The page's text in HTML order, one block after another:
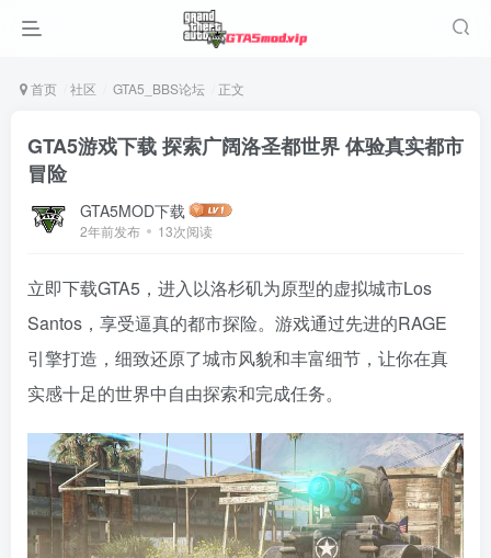
首页 社区 GTA5_BBS论坛 正文
GTA5游戏下载 探索广阔洛圣都世界 体验真实都市
冒险
GTA5MOD下载
2年前发布 13次阅读
立即下载GTA5，进入以洛杉矶为原型的虚拟城市Los
Santos，享受逼真的都市探险。游戏通过先进的RAGE
引擎打造，细致还原了城市风貌和丰富细节，让你在真
实感十足的世界中自由探索和完成任务。